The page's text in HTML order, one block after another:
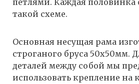
петлями. Каждая половинка
такой схеме.
Основная несущая рама
строганого бруса 50х50мм.
деталей между собой мы
использовать крепление на